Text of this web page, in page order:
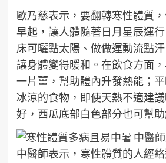
歐乃慈表示，要翻轉寒性體質
早起，讓人體隨著日月星辰運
床可曬點太陽、做做運動流點
讓身體變得暖和。在飲食方面
一片薑，幫助體內升發熱能；
冰涼的食物，即使天熱不適建
好，西瓜底部白色部分也可幫助
中醫師表示，寒性體質的人經